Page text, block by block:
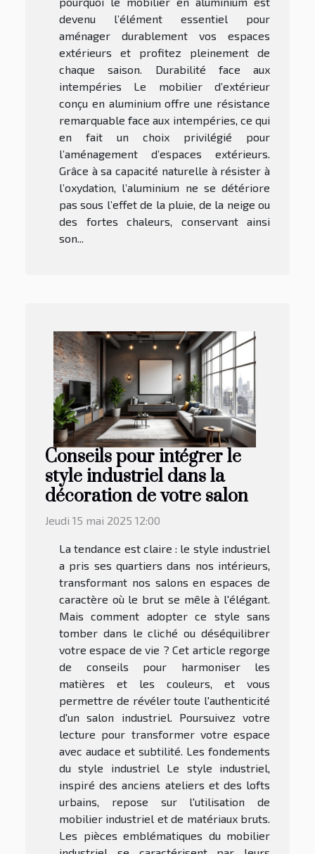
devenu l’élément essentiel pour
aménager durablement vos espaces
extérieurs et profitez pleinement de
chaque saison. Durabilité face aux
intempéries Le mobilier d’extérieur
conçu en aluminium offre une résistance
remarquable face aux intempéries, ce qui
en fait un choix privilégié pour
l’aménagement d’espaces extérieurs.
Grâce à sa capacité naturelle à résister à
l’oxydation, l’aluminium ne se détériore
pas sous l’effet de la pluie, de la neige ou
des fortes chaleurs, conservant ainsi
son...
Conseils pour intégrer le
style industriel dans la
décoration de votre salon
Jeudi 15 mai 2025 12:00
La tendance est claire : le style industriel
a pris ses quartiers dans nos intérieurs,
transformant nos salons en espaces de
caractère où le brut se mêle à l'élégant.
Mais comment adopter ce style sans
tomber dans le cliché ou déséquilibrer
votre espace de vie ? Cet article regorge
de conseils pour harmoniser les
matières et les couleurs, et vous
permettre de révéler toute l'authenticité
d'un salon industriel. Poursuivez votre
lecture pour transformer votre espace
avec audace et subtilité. Les fondements
du style industriel Le style industriel,
inspiré des anciens ateliers et des lofts
urbains, repose sur l'utilisation de
mobilier industriel et de matériaux bruts.
Les pièces emblématiques du mobilier